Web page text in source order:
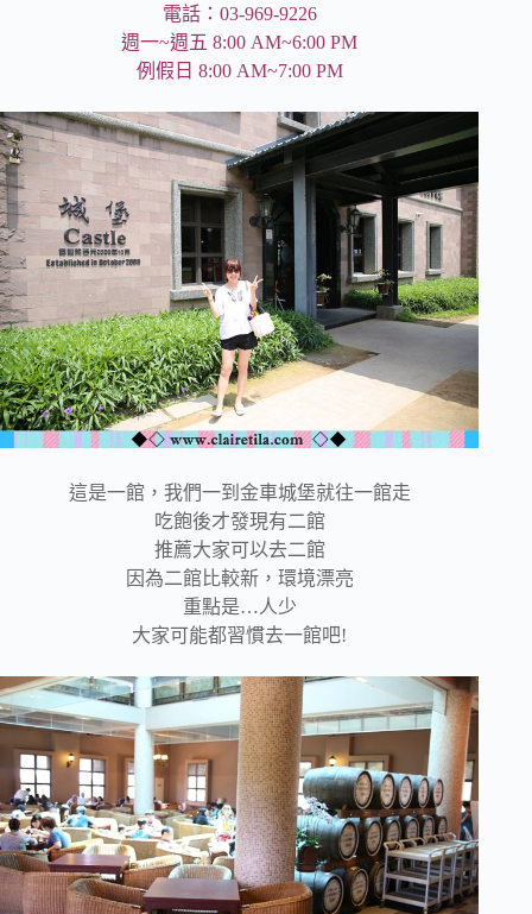
電話：03-969-9226
週一~週五 8:00 AM~6:00 PM
例假日 8:00 AM~7:00 PM
這是一館，我們一到金車城堡就往一館走
吃飽後才發現有二館
推薦大家可以去二館
因為二館比較新，環境漂亮
重點是…人少
大家可能都習慣去一館吧!